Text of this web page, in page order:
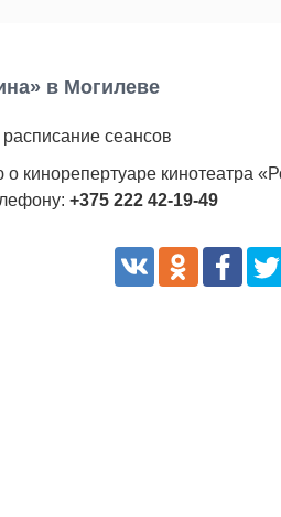
в Могилеве
сеансов
кинорепертуаре кинотеатра
+375 222 42-19-49